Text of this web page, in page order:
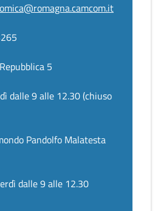
5
dalle 9 alle 12.30 (chiuso
Pandolfo Malatesta
dalle 9 alle 12.30